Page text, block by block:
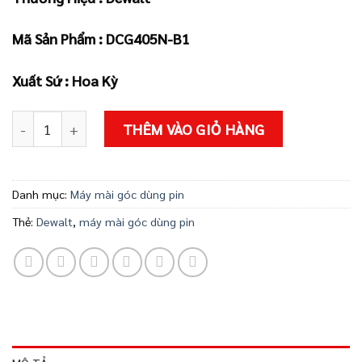
là:
3.010.000 ₫.
Mã Sản Phẩm : DCG405N-B1
Xuất Sứ : Hoa Kỳ
MÁY MÀI GÓC PIN DEWALT DCG405N-B1 số lượng
THÊM VÀO GIỎ HÀNG
Danh mục: Máy mài góc dùng pin
Thẻ: Dewalt, máy mài góc dùng pin